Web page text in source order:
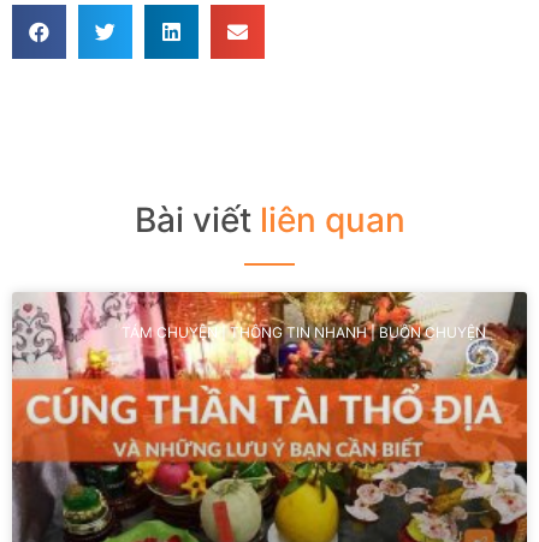
Bài viết liên quan
TÁM CHUYỆN | THÔNG TIN NHANH | BUÔN CHUYỆN